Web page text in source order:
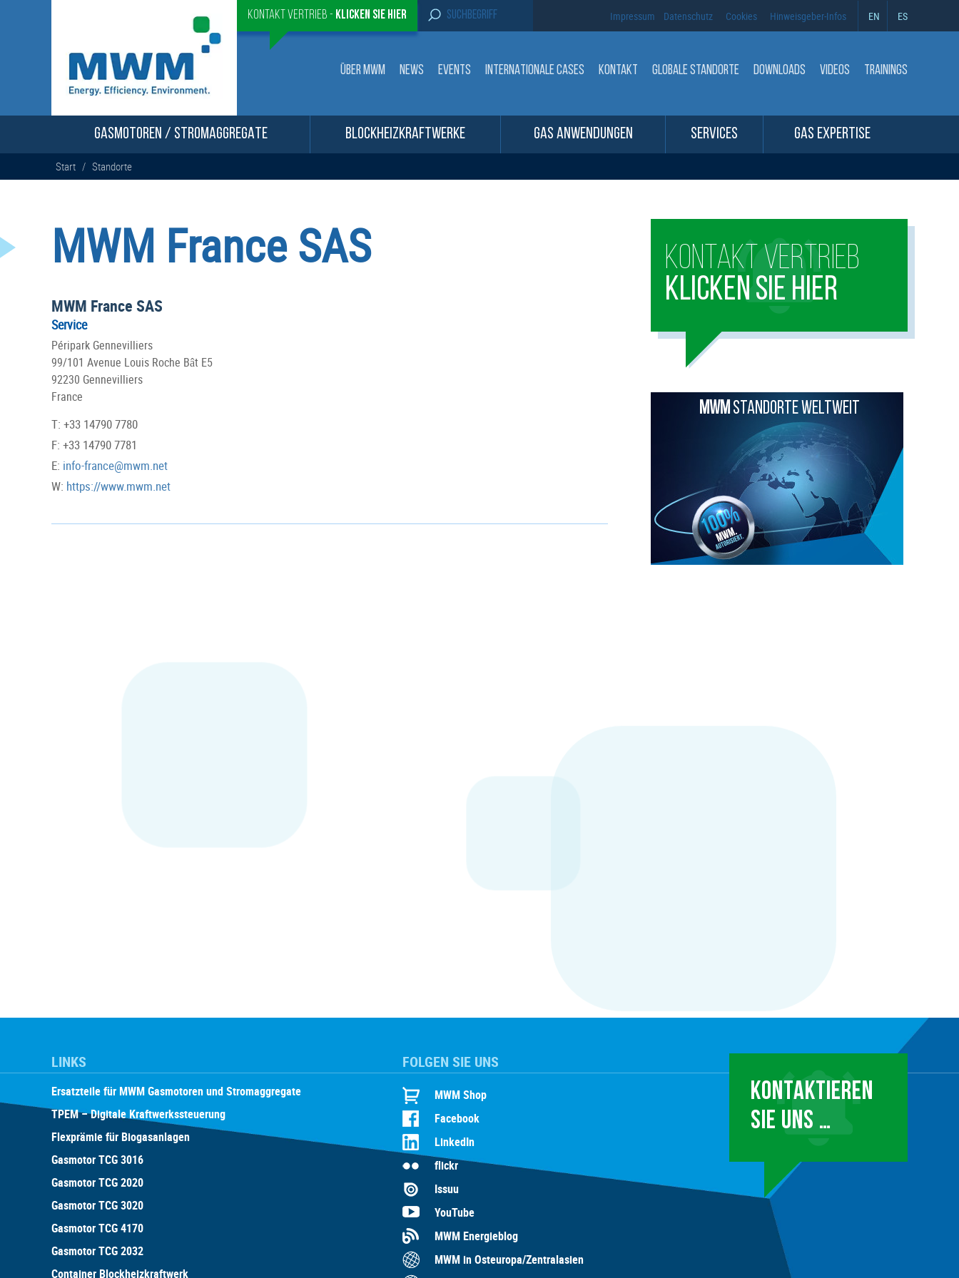
Kontakt Vertrieb - Klicken sie Hier
S
e
r
:
Impressum Datenschutz Cookies Hinweisgeber-Infos EN ES
ÜBER MWM NEWS EVENTS INTERNATIONALE CASES KONTAKT GLOBALE STANDORTE DOWNLOADS VIDEOS TRAININGS
GASMOTOREN / STROMAGGREGATE BLOCKHEIZKRAFTWERKE GAS ANWENDUNGEN SERVICES GAS EXPERTISE
Start / Standorte
MWM France SAS
MWM France SAS
Service
Péripark Gennevilliers
99/101 Avenue Louis Roche Bât E5
92230 Gennevilliers
France
T: +33 14790 7780
F: +33 14790 7781
E: info-france@mwm.net
W: https://www.mwm.net
KONTAKT VERTRIEB
KLICKEN SIE HIER
MWMSTANDORTE WELTWEIT
LINKS
Ersatzteile für MWM Gasmotoren und Stromaggregate
TPEM – Digitale Kraftwerkssteuerung
Flexprämie für Biogasanlagen
Gasmotor TCG 3016
Gasmotor TCG 2020
Gasmotor TCG 3020
Gasmotor TCG 4170
Gasmotor TCG 2032
Container Blockheizkraftwerk
FOLGEN SIE UNS
MWM Shop
Facebook
LinkedIn
flickr
Issuu
YouTube
MWM Energieblog
MWM in Osteuropa/Zentralasien
KONTAKTIEREN
SIE UNS …